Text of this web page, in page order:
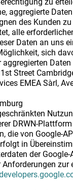
aggregierte
des Kunden
alle
Daten an uns
sich
aggregierten
Street
EMEA Sàrl,
DRWN-
die von Google-
in
der Google-
zur